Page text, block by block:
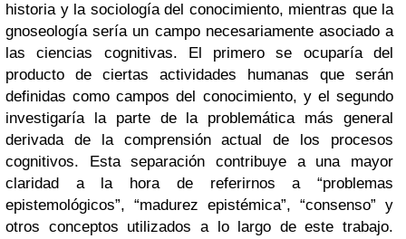
historia y la sociología del conocimiento, mientras que la
gnoseología sería un campo necesariamente asociado a
las ciencias cognitivas. El primero se ocuparía del
producto de ciertas actividades humanas que serán
definidas como campos del conocimiento, y el segundo
investigaría la parte de la problemática más general
derivada de la comprensión actual de los procesos
cognitivos. Esta separación contribuye a una mayor
claridad a la hora de referirnos a “problemas
epistemológicos”, “madurez epistémica”, “consenso” y
otros conceptos utilizados a lo largo de este trabajo.